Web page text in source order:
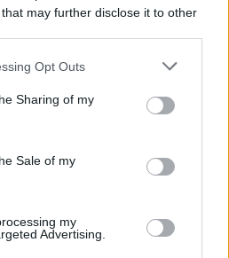
that may further disclose it to other
Opt Outs
Sharing of my
Sale of my
my
Advertising.
από τη Ρόμα
του Εθνικού έχασε 16-10 από